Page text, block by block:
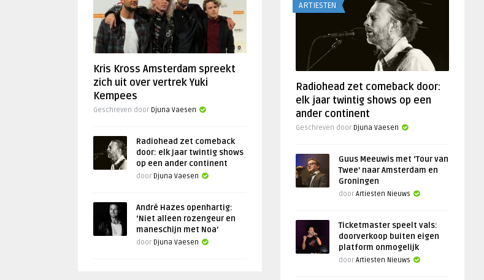
Kris Kross Amsterdam spreekt
zich uit over vertrek Yuki
Kempees
Geschreven door Djuna Vaesen
Radiohead zet comeback
door: elk jaar twintig shows
op een ander continent
door Djuna Vaesen
André Hazes openhartig:
‘Niet alleen rozengeur en
maneschijn met Noa’
door Djuna Vaesen
ARTIESTEN
Radiohead zet comeback door:
elk jaar twintig shows op een
ander continent
Geschreven door Djuna Vaesen
Guus Meeuwis met ‘Tour van
Twee’ naar Amsterdam en
Groningen
door Artiesten Nieuws
Ticketmaster speelt vals:
doorverkoop buiten eigen
platform onmogelijk
door Artiesten Nieuws